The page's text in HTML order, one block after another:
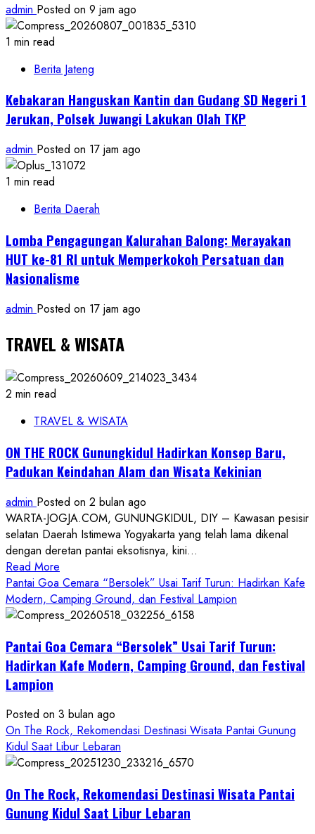
admin Posted on 9 jam ago
1 min read
Berita Jateng
Kebakaran Hanguskan Kantin dan Gudang SD Negeri 1
Jerukan, Polsek Juwangi Lakukan Olah TKP
admin Posted on 17 jam ago
1 min read
Berita Daerah
Lomba Pengagungan Kalurahan Balong: Merayakan
HUT ke-81 RI untuk Memperkokoh Persatuan dan
Nasionalisme
admin Posted on 17 jam ago
TRAVEL & WISATA
2 min read
TRAVEL & WISATA
ON THE ROCK Gunungkidul Hadirkan Konsep Baru,
Padukan Keindahan Alam dan Wisata Kekinian
admin Posted on 2 bulan ago
WARTA-JOGJA.COM, GUNUNGKIDUL, DIY – Kawasan pesisir
selatan Daerah Istimewa Yogyakarta yang telah lama dikenal
dengan deretan pantai eksotisnya, kini...
Read More
more
about
ON
ROCK
Gunungkidul
Baru,
Padukan
Keindahan
Alam
Wisata
Kekinian
Pantai Goa Cemara “Bersolek” Usai Tarif Turun: Hadirkan Kafe
Modern, Camping Ground, dan Festival Lampion
Pantai Goa Cemara “Bersolek” Usai Tarif Turun:
Hadirkan Kafe Modern, Camping Ground, dan Festival
Lampion
Posted on 3 bulan ago
On The Rock, Rekomendasi Destinasi Wisata Pantai Gunung
Kidul Saat Libur Lebaran
On The Rock, Rekomendasi Destinasi Wisata Pantai
Gunung Kidul Saat Libur Lebaran